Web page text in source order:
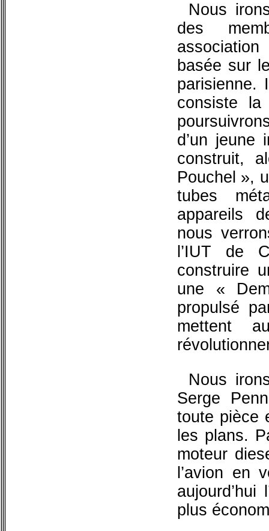
Nous
des
basée sur
parisienne.
consiste la
d’un jeune
construit,
Pouchel »,
tubes
appareils
nous
l’IUT de
construire
une «
propulsé
mettent
Nous
Serge
toute pièce
les plans.
moteur
l’avion en
plus